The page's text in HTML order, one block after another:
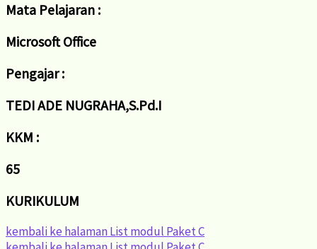
Mata Pelajaran :
Microsoft Office
Pengajar :
TEDI ADE NUGRAHA,S.Pd.I
KKM :
65
KURIKULUM
kembali ke halaman List modul Paket C